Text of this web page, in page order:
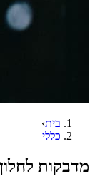
בית›
כללי
מדבקות